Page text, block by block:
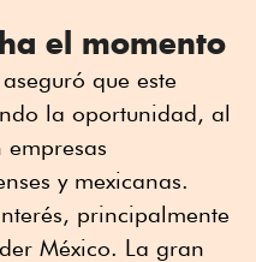
el momento
que este
la oportunidad, al
y mexicanas.
principalmente
México. La gran